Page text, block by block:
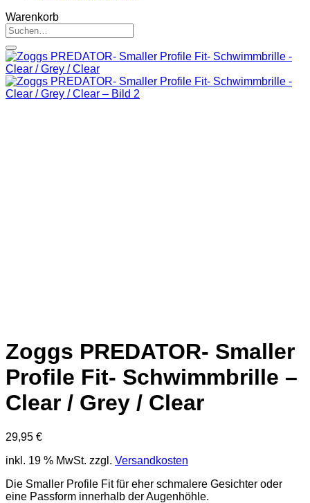
Warenkorb
Suchen
nach:
Zoggs PREDATOR- Smaller
Profile Fit- Schwimmbrille –
Clear / Grey / Clear
29,95 €
inkl. 19 % MwSt. zzgl. Versandkosten
Die Smaller Profile Fit für eher schmalere Gesichter oder
eine Passform innerhalb der Augenhöhle.